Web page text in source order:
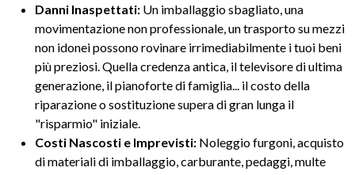
Danni Inaspettati: Un imballaggio sbagliato, una
movimentazione non professionale, un trasporto su mezzi
non idonei possono rovinare irrimediabilmente i tuoi beni
più preziosi. Quella credenza antica, il televisore di ultima
generazione, il pianoforte di famiglia... il costo della
riparazione o sostituzione supera di gran lunga il
"risparmio" iniziale.
Costi Nascosti e Imprevisti: Noleggio furgoni, acquisto
di materiali di imballaggio, carburante, pedaggi, multe